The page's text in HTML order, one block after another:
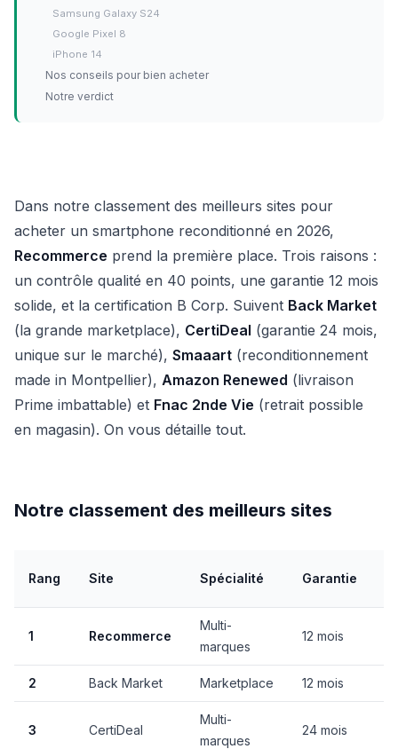
Samsung Galaxy S24
Google Pixel 8
iPhone 14
Nos conseils pour bien acheter
Notre verdict
Dans notre classement des meilleurs sites pour
acheter un smartphone reconditionné en 2026,
Recommerce prend la première place. Trois raisons :
un contrôle qualité en 40 points, une garantie 12 mois
solide, et la certification B Corp. Suivent Back Market
(la grande marketplace), CertiDeal (garantie 24 mois,
unique sur le marché), Smaaart (reconditionnement
made in Montpellier), Amazon Renewed (livraison
Prime imbattable) et Fnac 2nde Vie (retrait possible
en magasin). On vous détaille tout.
Notre classement des meilleurs sites
Rang Site Spécialité Garantie
1 Recommerce
Multi-
marques
12 mois
2 Back Market Marketplace 12 mois
3 CertiDeal
Multi-
marques
24 mois